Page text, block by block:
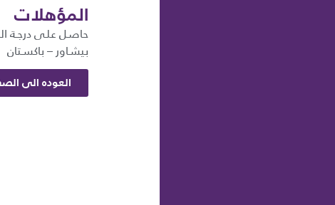
المؤهلات
حاصـل علـى درجـة
بيشـاور – باكسـتان
العوده الى